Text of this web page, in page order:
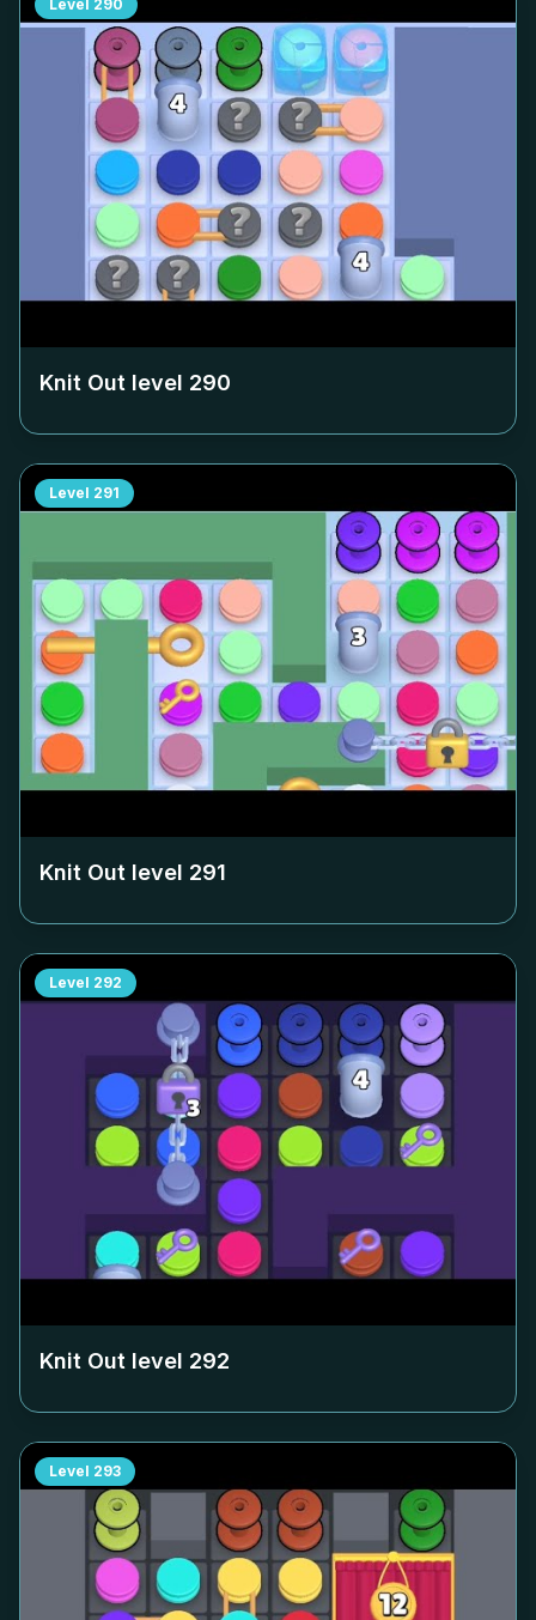
Level 290
Knit Out level 290
Level 291
Knit Out level 291
Level 292
Knit Out level 292
Level 293